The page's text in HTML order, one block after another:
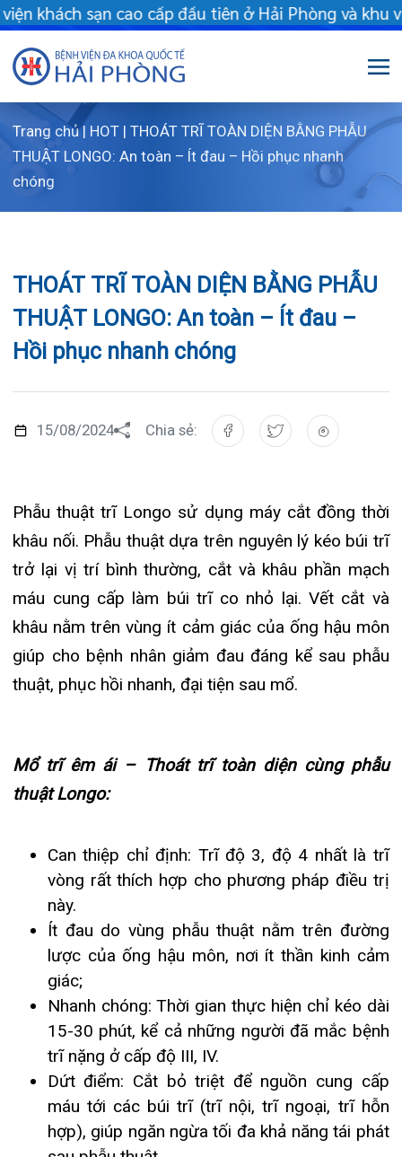
sạn cao cấp đầu tiên ở Hải Phòng và khu vực vùng
Giới thiệu
Giới thiệu chung
Giờ làm việc
Lịch khám bác sĩ Hà Nội
Văn bản pháp quy
Dịch vụ
Bảo lãnh viện phí
Chạy thận nhân tạo
Lấy mẫu xét nghiệm tại nhà
Khoa Khám bệnh
Khoa Chẩn đoán hình ảnh – Thăm dò chức
năng
Khoa Răng Hàm Mặt
Khoa Nội Soi
Khoa Gây Mê hồi sức
Khoa Xét nghiệm
Khoa Dược
Khoa hồi sức Cấp cứu – Hồi sức tích cực
Khoa ngoại Tổng hợp
Khoa ngoại Thận Tiết Niệu Nam học
Khoa Phục hồi chức năng
Khoa Tim mạch
Khoa Cơ xương khớp – Thận tiết niệu – Dị
ứng miễn dịch
Khoa Tiêu hóa
Khoa Ung Bướu
Khoa Thần kinh – Đột quỵ
Khoa Thận nhân tạo
FLS
Khách hàng
Lịch khám
Hướng dẫn khám
Đội ngũ chăm sóc khách hàng
Căm ơn từ người bệnh
Tin tức
Tin tuyển dụng
Video
Đặt lịch khám
Tra cứu kết quả xét nghiệm
Tra cứu hóa đơn
Trang chủ HOT
THUẬT LONGO: An toàn – Ít đau – Hồi phục nhanh
chóng
THUẬT LONGO: An toàn – Ít đau –
Hồi phục nhanh chóng
15/08/2024 Chia sẻ:
Phẫu thuật trĩ Longo sử dụng máy cắt đồng thời
khâu nối. Phẫu thuật dựa trên nguyên lý kéo búi trĩ
khâu nằm trên vùng ít cảm giác của ống hậu môn
giúp cho bệnh nhân giảm đau đáng kể sau phẫu
thuật, phục hồi nhanh, đại tiện sau mổ.
Mổ trĩ êm ái – Thoát trĩ toàn diện cùng phẫu
thuật Longo:
này.
Ít đau do vùng phẫu thuật nằm trên đường
lược của ống hậu môn, nơi ít thần kinh cảm
15-30 phút, kể cả những người đã mắc bệnh
trĩ nặng ở cấp độ III, IV.
Dứt điểm: Cắt bỏ triệt để nguồn cung cấp
máu tới các búi trĩ (trĩ nội, trĩ ngoại, trĩ hỗn
hợp), giúp ngăn ngừa tối đa khả năng tái phát
sau phẫu thuật.
Sớm hồi phục: Người bệnh nhanh chóng ổn
định sức khỏe và xuất viện;
Tính thẩm mỹ cao: Phương pháp Longo hoàn
toàn không để lại sẹo sau phẫu thuật.
Tại Bệnh viện đa khoa Quốc tế Hải Phòng triển
khai hiệu quả các phương pháp điều trị trĩ áp
dụng cho các loại trĩ khác nhau với phân độ khác